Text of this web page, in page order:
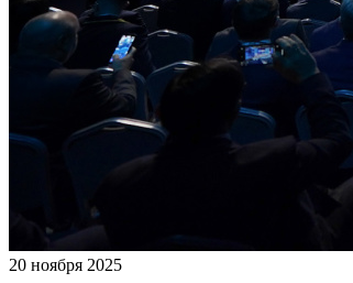
20 ноября 2025